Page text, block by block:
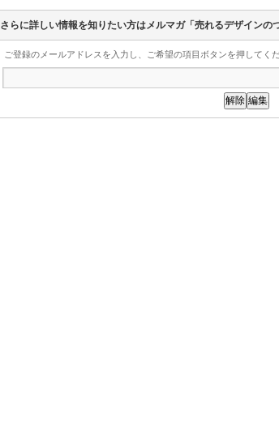
さらに詳しい情報を知りたい方はメルマガ「売れるデザインの
ご登録のメールアドレスを入力し、ご希望の項目ボタンを押してくだ